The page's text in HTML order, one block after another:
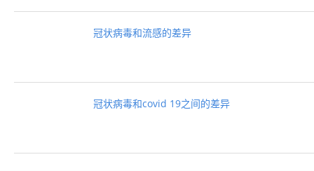
冠状病毒和流感的差异
冠状病毒和covid 19之间的差异